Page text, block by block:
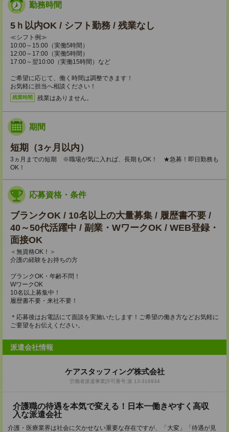
勤務時間
5ｈ以内OK / シフト勤務 / 残業なし
≪シフト例≫
10:00～15:00（実働5時間）
12:00～17:00（実働5時間）
17:00～翌10:00（実働15時間）など
ご希望に応じて、働く時間は調整できます！
お気軽に担当へ相談ください！
残業時間 残業はありません。
期間
短期（3ヶ月以内）
3ヵ月までの短期 ※職場が気に入れば、長期もOK！ ★急募！即日勤務も
OK！
応募資格・条件
ブランクOK / 10名以上の大量募集 / 履歴書不要 /
40～50代活躍中 / 副業・WワークOK / WEB登録・
面接OK
＜無資格OK！＞
介護の経験をお持ちの方
ブランクOK・年齢不問！
WワークOK
10名以上募集中！
履歴書不要・来社不要！
＊応募後はお電話にて面談を実施いたします！ご希望の働き方などお気軽に
ご要望をお伝えください。
派遣会社情報
ケアスタッフィング株式会社
労働者派遣事業許可番号:派 13-316934
介護職の待遇を本気で変える！日本一働きやすく高収
入な派遣会社
介護・医療業界は社会に欠かせない重要な存在ですが、「大変」「待遇が見